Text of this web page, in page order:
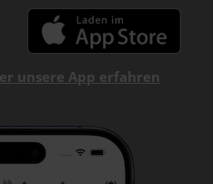
unsere App erfahren